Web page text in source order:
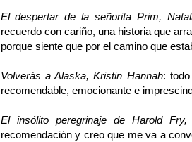
El despertar de la señorita Prim,
recuerdo con cariño, una historia que
porque siente que por el camino que
Volverás a Alaska, Kristin Hannah:
recomendable, emocionante e
El insólito peregrinaje de Harold
recomendación y creo que me va a